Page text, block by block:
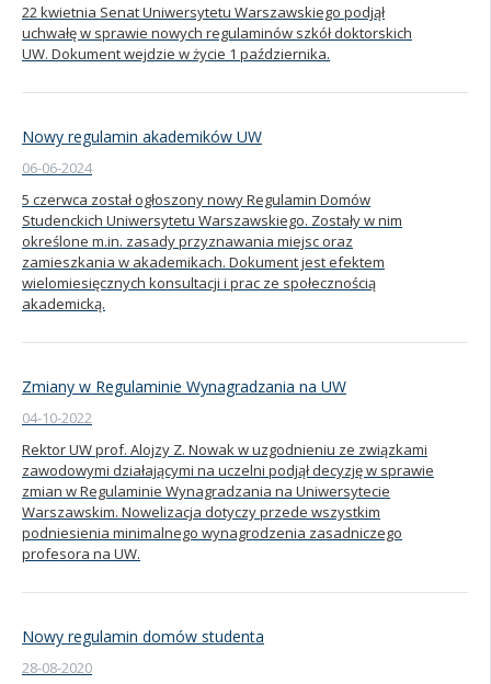
Kandydat
22 kwietnia Senat Uniwersytetu Warszawskiego podjął
uchwałę w sprawie nowych regulaminów szkół doktorskich
UW. Dokument wejdzie w życie 1 października.
Nowy regulamin akademików UW
06-06-2024
5 czerwca został ogłoszony nowy Regulamin Domów
Studenckich Uniwersytetu Warszawskiego. Zostały w nim
określone m.in. zasady przyznawania miejsc oraz
zamieszkania w akademikach. Dokument jest efektem
wielomiesięcznych konsultacji i prac ze społecznością
akademicką.
Zmiany w Regulaminie Wynagradzania na UW
04-10-2022
Rektor UW prof. Alojzy Z. Nowak w uzgodnieniu ze związkami
zawodowymi działającymi na uczelni podjął decyzję w sprawie
zmian w Regulaminie Wynagradzania na Uniwersytecie
Warszawskim. Nowelizacja dotyczy przede wszystkim
podniesienia minimalnego wynagrodzenia zasadniczego
profesora na UW.
Nowy regulamin domów studenta
28-08-2020